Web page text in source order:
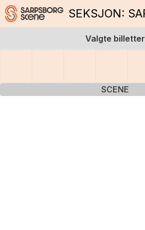
Valgte billetter
SCENE